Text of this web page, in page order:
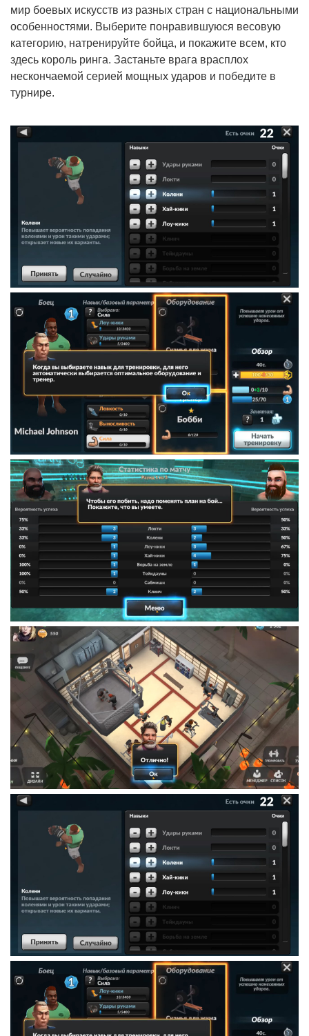
мир боевых искусств из разных стран с национальными
особенностями. Выберите понравившуюся весовую
категорию, натренируйте бойца, и покажите всем, кто
здесь король ринга. Застаньте врага врасплох
нескончаемой серией мощных ударов и победите в
турнире.